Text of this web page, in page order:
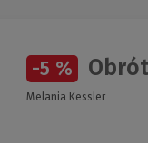
-5 %
Melania Kessler